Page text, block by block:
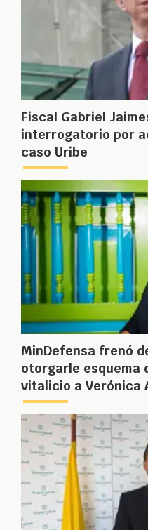
Fiscal Gabriel
interrogatorio por
caso Uribe
MinDefensa frenó
otorgarle esquema
vitalicio a Verónica